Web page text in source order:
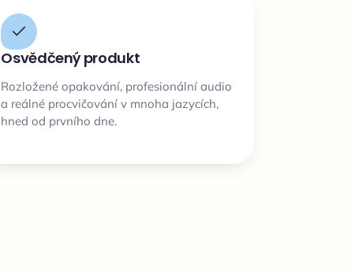
Osvědčený produkt
Rozložené opakování, profesionální audio
a reálné procvičování v mnoha jazycích,
hned od prvního dne.